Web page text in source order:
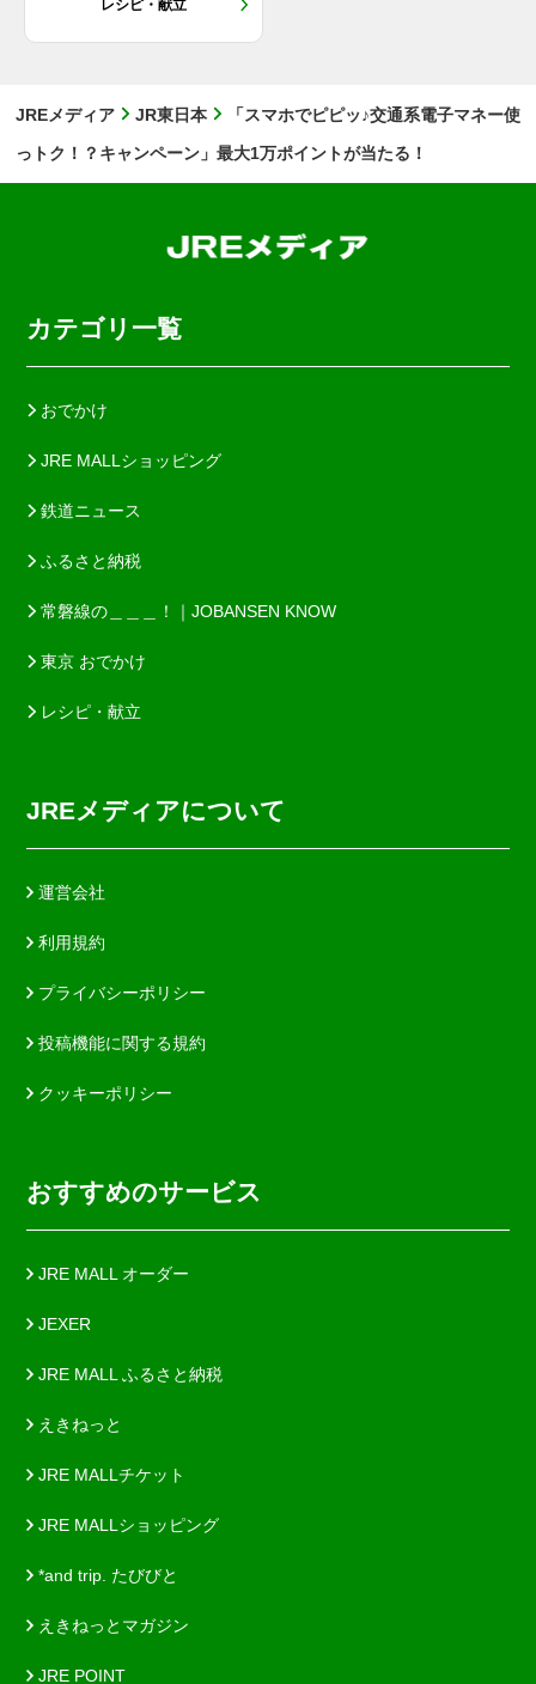
レシピ・献立
JREメディア JR東日本
「スマホでピピッ♪交通系電子マネー使
っトク！？キャンペーン」最大1万ポイントが当たる！
カテゴリ一覧
おでかけ
JRE MALLショッピング
鉄道ニュース
ふるさと納税
常磐線の＿＿＿！｜JOBANSEN KNOW
東京 おでかけ
レシピ・献立
JREメディアについて
運営会社
利用規約
プライバシーポリシー
投稿機能に関する規約
クッキーポリシー
おすすめのサービス
JRE MALL オーダー
JEXER
JRE MALL ふるさと納税
えきねっと
JRE MALLチケット
JRE MALLショッピング
*and trip. たびびと
えきねっとマガジン
JRE POINT